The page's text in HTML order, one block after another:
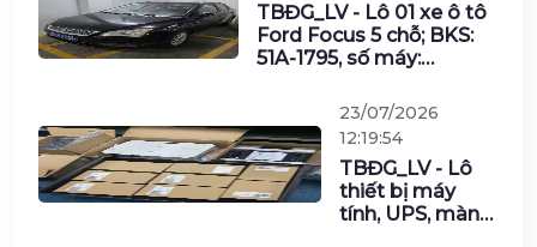
TBĐG_LV - Lô 01 xe ô tô
Ford Focus 5 chỗ; BKS:
51A-1795, số máy:
RL04DFDMMR5K00083;
năm sản xuất và đưa
vào sử dụng: năm 2005
của Văn phòng – Ngân
hàng Nhà nước Việt Nam
23/07/2026
12:19:54
TBĐG_LV - Lô
thiết bị máy
tính, UPS, màn